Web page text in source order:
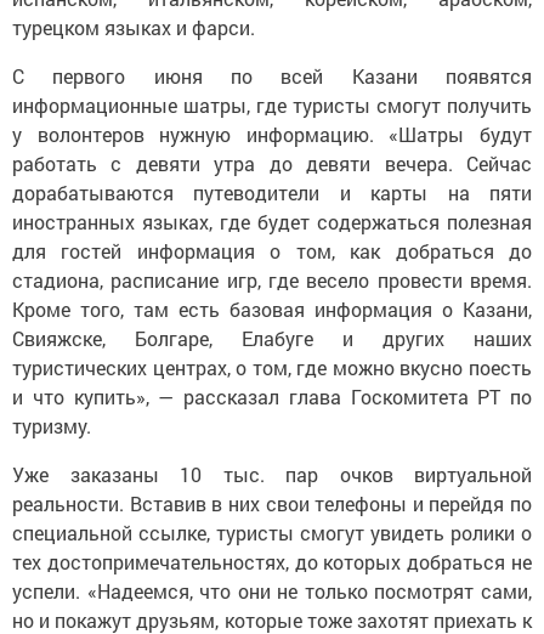
турецком языках и фарси.
С первого июня по всей Казани появятся
информационные шатры, где туристы смогут получить
у волонтеров нужную информацию. «Шатры будут
работать с девяти утра до девяти вечера. Сейчас
дорабатываются путеводители и карты на пяти
иностранных языках, где будет содержаться полезная
для гостей информация о том, как добраться до
стадиона, расписание игр, где весело провести время.
Кроме того, там есть базовая информация о Казани,
Свияжске, Болгаре, Елабуге и других наших
туристических центрах, о том, где можно вкусно поесть
и что купить», — рассказал глава Госкомитета РТ по
туризму.
Уже заказаны 10 тыс. пар очков виртуальной
реальности. Вставив в них свои телефоны и перейдя по
специальной ссылке, туристы смогут увидеть ролики о
тех достопримечательностях, до которых добраться не
успели. «Надеемся, что они не только посмотрят сами,
но и покажут друзьям, которые тоже захотят приехать к